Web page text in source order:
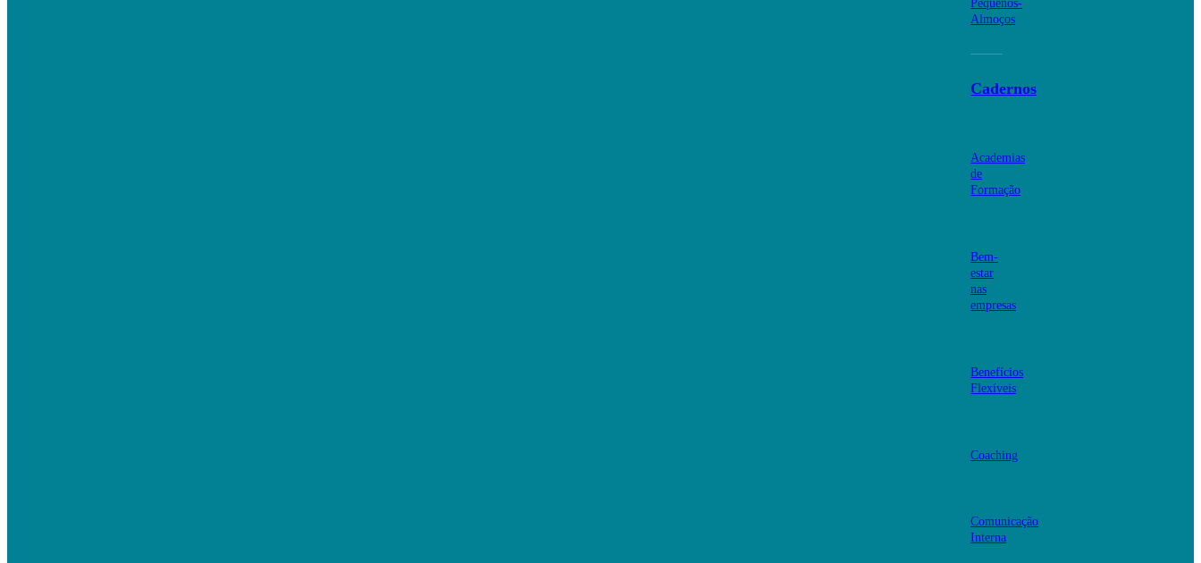
Pequenos-
Almoços
Cadernos
Academias
de
Formação
Bem-
estar
nas
empresas
Benefícios
Flexíveis
Coaching
Comunicação
Interna